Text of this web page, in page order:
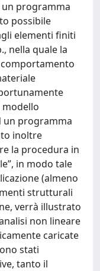
programma
possibile
elementi finiti
nella quale la
un programma
inoltre
la procedura in
in modo tale
(almeno
strutturali
verrà illustrato
non lineare
caricate
stati
tanto il